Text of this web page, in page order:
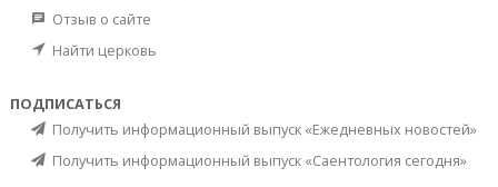
Отзыв о сайте
Найти церковь
ПОДПИСАТЬСЯ
Получить информационный выпуск «Ежедневных новостей»
Получить информационный выпуск «Саентология сегодня»